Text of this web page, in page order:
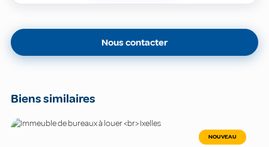
Nous contacter
Biens similaires
NOUVEAU